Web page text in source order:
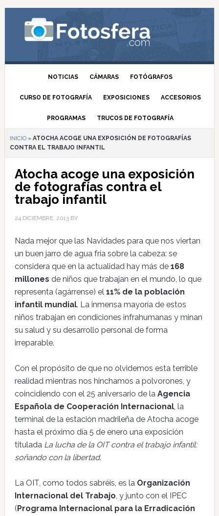
NOTICIAS CÁMARAS FOTÓGRAFOS
CURSO DE FOTOGRAFÍA EXPOSICIONES ACCESORIOS
PROGRAMAS TRUCOS DE FOTOGRAFÍA
INICIO» ATOCHA ACOGE UNA EXPOSICIÓN DE FOTOGRAFÍAS
CONTRA EL TRABAJO INFANTIL
Atocha acoge una exposición
de fotografías contra el
trabajo infantil
24 DICIEMBRE, 2013BY
Nada mejor que las Navidades para que nos viertan
un buen jarro de agua fría sobre la cabeza: se
considera que en la actualidad hay más de 168
millones de niños que trabajan en el mundo, lo que
representa (agárrense) el 11% de la población
infantil mundial. La inmensa mayoría de estos
niños trabajan en condiciones infrahumanas y minan
su salud y su desarrollo personal de forma
irreparable.
Con el propósito de que no olvidemos esta terrible
realidad mientras nos hinchamos a polvorones, y
coincidiendo con el 25 aniversario de la Agencia
Española de Cooperación Internacional, la
terminal de la estación madrileña de Atocha acoge
hasta el próximo día 5 de enero una exposición
titulada La lucha de la OIT contra el trabajo infantil:
soñando con la libertad.
La OIT, como todos sabréis, es la Organización
Internacional del Trabajo, y junto con el IPEC
(Programa Internacional para la Erradicación